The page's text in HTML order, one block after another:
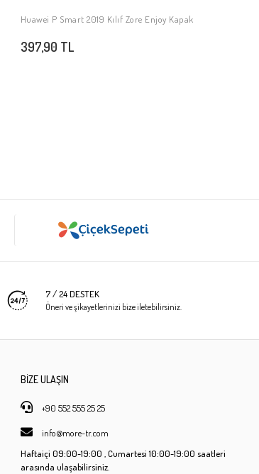
SEPETE EKLE
Huawei P Smart 2019 Kılıf Zore Enjoy Kapak
397,90 TL
7 / 24 DESTEK
Öneri ve şikayetlerinizi bize iletebilirsiniz.
BİZE ULAŞIN
+90 552 555 25 25
info@more-tr.com
Haftaiçi 09:00-19:00 , Cumartesi10:00-19:00 saatleri
arasında ulaşabilirsiniz.